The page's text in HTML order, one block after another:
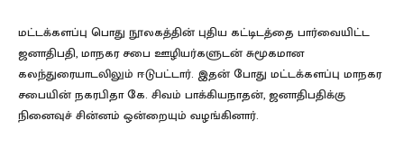
மட்டக்களப்பு பொது நூலகத்தின் புதிய கட்டிடத்தை பார்வையிட்ட
ஜனாதிபதி, மாநகர சபை ஊழியர்களுடன் சுமூகமான
கலந்துரையாடலிலும் ஈடுபட்டார். இதன் போது மட்டக்களப்பு மாநகர
சபையின் நகரபிதா கே. சிவம் பாக்கியநாதன், ஜனாதிபதிக்கு
நினைவுச் சின்னம் ஒன்றையும் வழங்கினார்.